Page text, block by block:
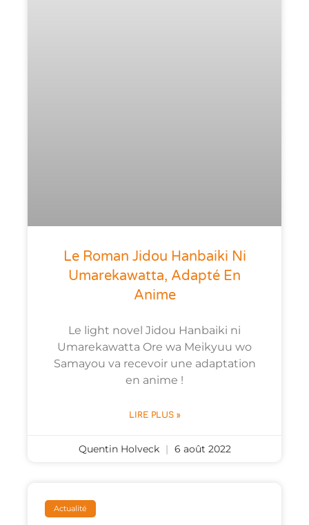
Le Roman Jidou Hanbaiki Ni
Umarekawatta, Adapté En
Anime
Le light novel Jidou Hanbaiki ni
Umarekawatta Ore wa Meikyuu wo
Samayou va recevoir une adaptation
en anime !
LIRE PLUS »
Quentin Holveck 6 août 2022
Actualité